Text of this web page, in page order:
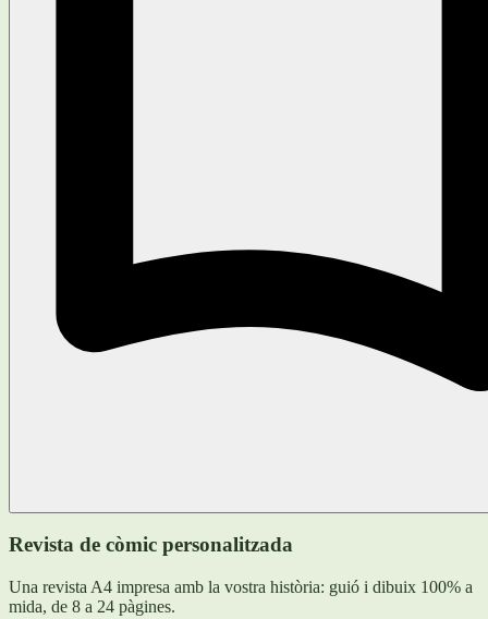
Revista de còmic personalitzada
Una revista A4 impresa amb la vostra història: guió i dibuix 100% a
mida, de 8 a 24 pàgines.